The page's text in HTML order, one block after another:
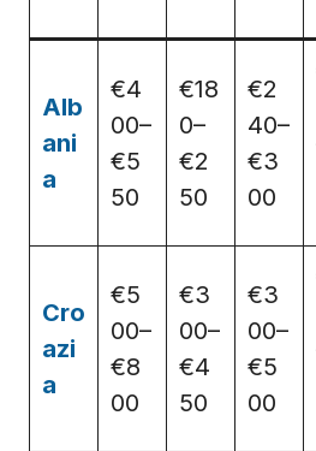
Alb
ani
a
€4
00–
€5
50
€18
0–
€2
50
€2
40–
€3
00
Cro
azi
a
€5
00–
€8
00
€3
00–
€4
50
€3
00–
€5
00